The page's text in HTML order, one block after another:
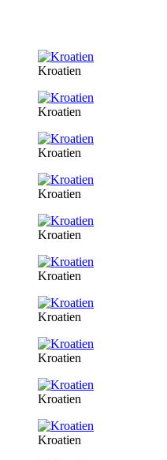
Kroatien
Kroatien
Kroatien
Kroatien
Kroatien
Kroatien
Kroatien
Kroatien
Kroatien
Kroatien